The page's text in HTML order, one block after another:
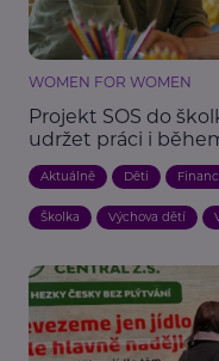
WOMEN FOR WOMEN
Projekt SOS do
udržet práci i
Aktuálně Děti
Školka Výchova dětí